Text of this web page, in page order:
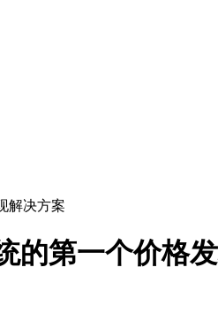
解决方案
的第一个价格